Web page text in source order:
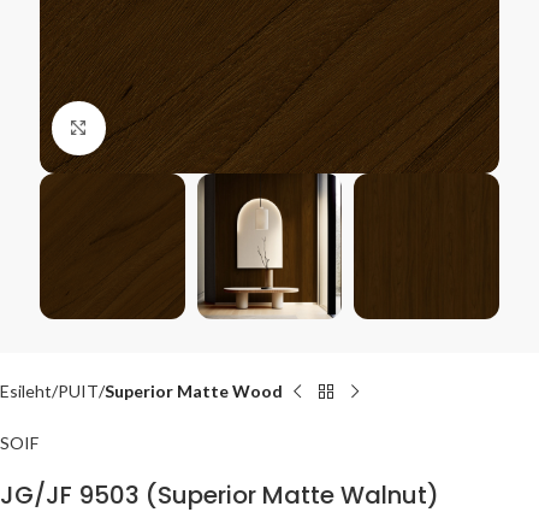
Kliki suurendamiseks
Esileht PUIT Superior Matte Wood
SOIF
JG/JF 9503 (Superior Matte Walnut)